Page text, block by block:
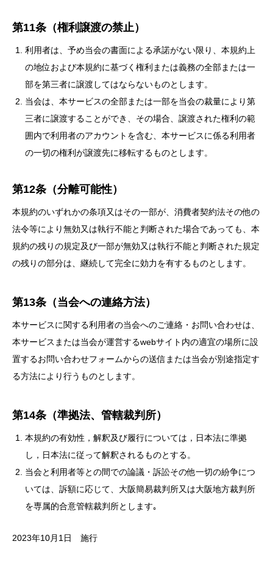
第11条（権利譲渡の禁止）
利用者は、予め当会の書面による承諾がない限り、本規約上
の地位および本規約に基づく権利または義務の全部または一
部を第三者に譲渡してはならないものとします。
当会は、本サービスの全部または一部を当会の裁量により第
三者に譲渡することができ、その場合、譲渡された権利の範
囲内で利用者のアカウントを含む、本サービスに係る利用者
の一切の権利が譲渡先に移転するものとします。
第12条（分離可能性）
本規約のいずれかの条項又はその一部が、消費者契約法その他の
法令等により無効又は執行不能と判断された場合であっても、本
規約の残りの規定及び一部が無効又は執行不能と判断された規定
の残りの部分は、継続して完全に効力を有するものとします。
第13条（当会への連絡方法）
本サービスに関する利用者の当会へのご連絡・お問い合わせは、
本サービスまたは当会が運営するwebサイト内の適宜の場所に設
置するお問い合わせフォームからの送信または当会が別途指定す
る方法により行うものとします。
第14条（準拠法、管轄裁判所）
本規約の有効性，解釈及び履行については，日本法に準拠
し，日本法に従って解釈されるものとする。
当会と利用者等との間での論議・訴訟その他一切の紛争につ
いては、訴額に応じて、大阪簡易裁判所又は大阪地方裁判所
を専属的合意管轄裁判所とします｡
2023年10月1日 施行